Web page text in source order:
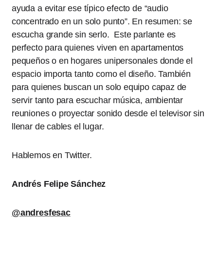
ayuda a evitar ese típico efecto de “audio
concentrado en un solo punto”. En resumen: se
escucha grande sin serlo. Este parlante es
perfecto para quienes viven en apartamentos
pequeños o en hogares unipersonales donde el
espacio importa tanto como el diseño. También
para quienes buscan un solo equipo capaz de
servir tanto para escuchar música, ambientar
reuniones o proyectar sonido desde el televisor sin
llenar de cables el lugar.
Hablemos en Twitter.
Andrés Felipe Sánchez
@andresfesac